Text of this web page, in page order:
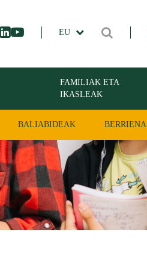
EU
FAMILIAK ETA
IKASLEAK
BALIABIDEAK BERRIENA